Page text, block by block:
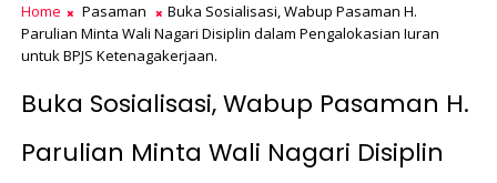
Home Pasaman
Buka Sosialisasi, Wabup Pasaman H.
Parulian Minta Wali Nagari Disiplin dalam Pengalokasian Iuran
untuk BPJS Ketenagakerjaan.
Buka Sosialisasi, Wabup Pasaman H.
Parulian Minta Wali Nagari Disiplin